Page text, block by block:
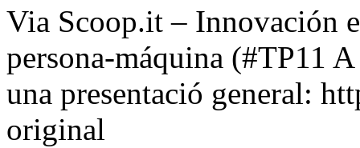
Via Scoop.it – Innovación
persona-máquina (#TP11
una presentació general:
original